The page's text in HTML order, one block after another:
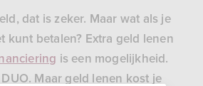
dat is zeker. Maar wat als je
kunt betalen? Extra geld lenen
is een mogelijkheid.
Maar geld lenen kost je